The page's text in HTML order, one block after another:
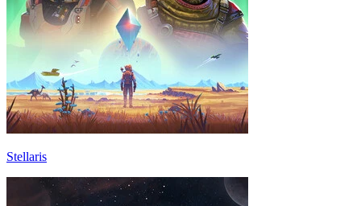
Stellaris